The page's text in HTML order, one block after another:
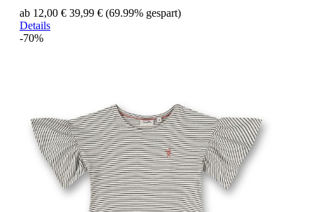
ab 12,00 € 39,99 € (69.99% gespart)
Details
-70%